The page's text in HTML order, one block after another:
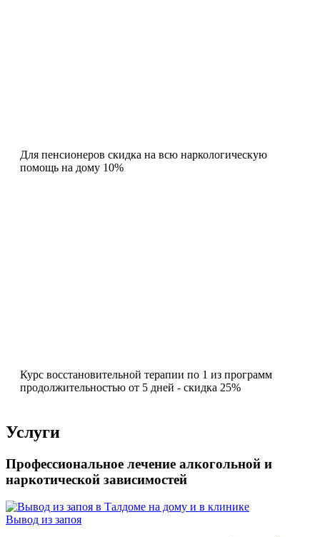
Для пенсионеров скидка на всю наркологическую
помощь на дому 10%
Курс восстановительной терапии по 1 из программ
продолжительностью от 5 дней - скидка 25%
Услуги
Профессиональное лечение алкогольной и
наркотической зависимостей
Вывод из запоя